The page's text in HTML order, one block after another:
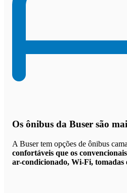
Os ônibus da Buser são
A Buser tem opções de ônibus
confortáveis que os convencionais
ar-condicionado, Wi-Fi, tomadas